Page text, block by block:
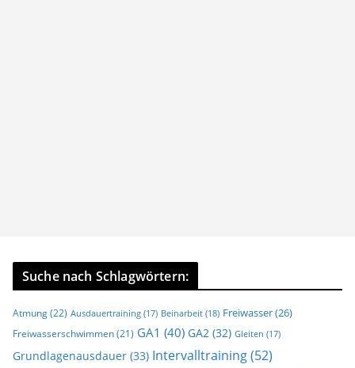
Suche nach Schlagwörtern:
Atmung(22) Ausdauertraining (17) Beinarbeit (18) Freiwasser(26)
Freiwasserschwimmen (21) GA1 (40) GA2 (32) Gleiten (17)
Grundlagenausdauer (33) Intervalltraining(52)